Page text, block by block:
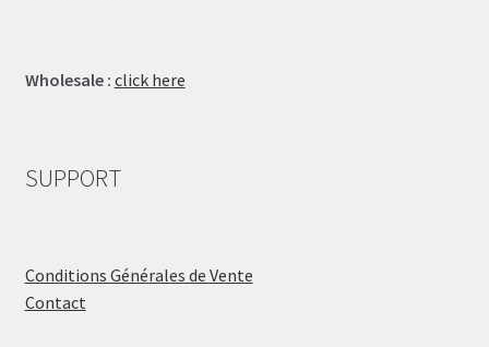
Wholesale : click here
SUPPORT
Conditions Générales de Vente
Contact